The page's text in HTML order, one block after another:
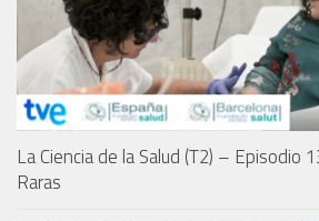
La Ciencia de la Salud (T2) – Episodio
Raras